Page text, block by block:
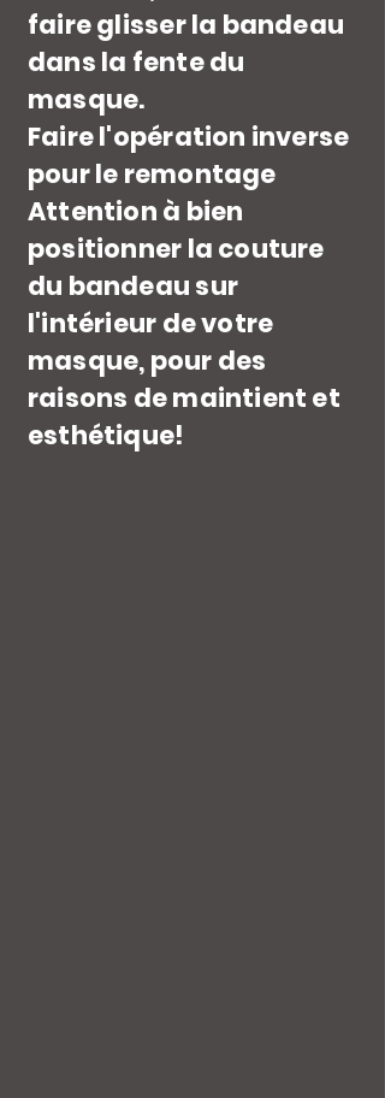
faire glisser la bandeau
dans la fente du
masque.
Faire l'opération inverse
pour le remontage
Attention à bien
positionner la couture
du bandeau sur
l'intérieur de votre
masque, pour des
raisons de maintient et
esthétique!